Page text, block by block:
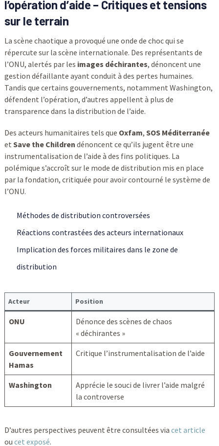
l’opération d’aide – Critiques et tensions
sur le terrain
La scène chaotique a provoqué une onde de choc qui se
répercute sur la scène internationale. Des représentants de
l’ONU, alertés par les images déchirantes, dénoncent une
gestion défaillante ayant conduit à des pertes humaines.
Tandis que certains gouvernements, notamment Washington,
défendent l’opération, d’autres appellent à plus de
transparence dans la distribution de l’aide.
Des acteurs humanitaires tels que Oxfam, SOS Méditerranée
et Save the Children dénoncent ce qu’ils jugent être une
instrumentalisation de l’aide à des fins politiques. La
polémique s’accroît sur le mode de distribution mis en place
par la fondation, critiquée pour avoir contourné le système de
l’ONU.
Méthodes de distribution controversées
Réactions contrastées des acteurs internationaux
Implication des forces militaires dans le zone de
distribution
Acteur Position
ONU
Dénonce des scènes de chaos
« déchirantes »
Gouvernement
Hamas
Critique l’instrumentalisation de l’aide
Washington
Apprécie le souci de livrer l’aide malgré
la controverse
D’autres perspectives peuvent être consultées via cet article
ou cet exposé.